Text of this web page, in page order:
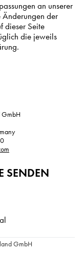
an unserer
Änderungen der
dieser Seite
die jeweils
GmbH
SENDEN
GmbH